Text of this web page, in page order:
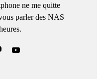
ne me quitte
parler des NAS